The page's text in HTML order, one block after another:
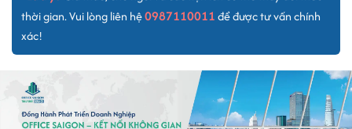
thời gian. Vui lòng liên hệ0987110011để được tư vấn chính
xác!